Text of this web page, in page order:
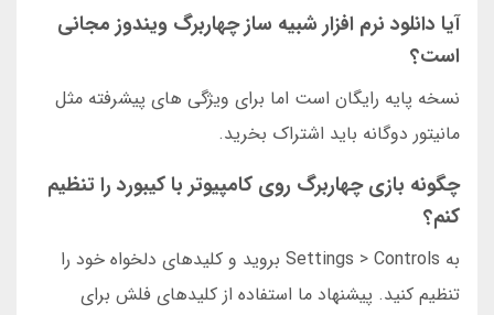
آیا دانلود نرم افزار شبیه ساز چهاربرگ ویندوز مجانی
است؟
نسخه پایه رایگان است اما برای ویژگی های پیشرفته مثل
مانیتور دوگانه باید اشتراک بخرید.
چگونه بازی چهاربرگ روی کامپیوتر با کیبورد را تنظیم
کنم؟
به Settings > Controls بروید و کلیدهای دلخواه خود را
تنظیم کنید. پیشنهاد ما استفاده از کلیدهای فلش برای